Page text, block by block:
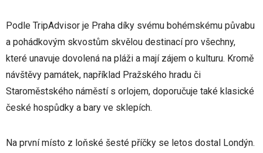
Podle TripAdvisor je Praha díky svému bohémskému půvabu
a pohádkovým skvostům skvělou destinací pro všechny,
které unavuje dovolená na pláži a mají zájem o kulturu. Kromě
návštěvy památek, například Pražského hradu či
Staroměstského náměstí s orlojem, doporučuje také klasické
české hospůdky a bary ve sklepích.
Na první místo z loňské šesté příčky se letos dostal Londýn.